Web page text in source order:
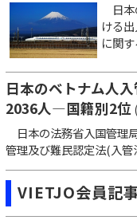
日本
ける
に関
日本のベトナム人
2036人―国籍別2位
日本の法務省入国管理
管理及び難民認定法(入管
VIETJO会員記